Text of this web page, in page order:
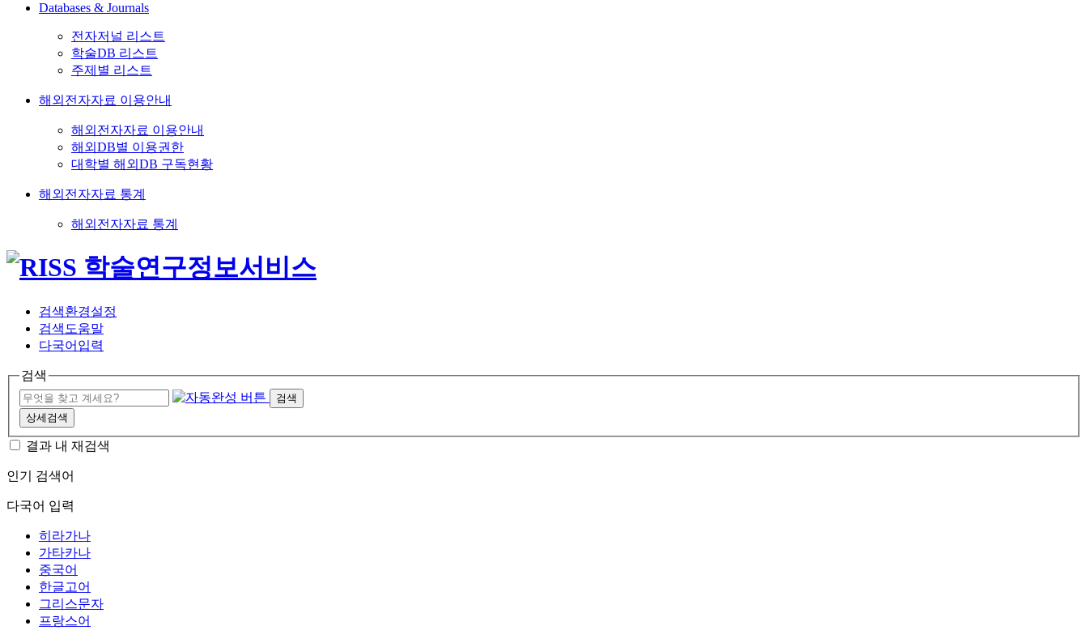
Databases & Journals
전자저널 리스트
학술DB 리스트
주제별 리스트
해외전자자료 이용안내
해외전자자료 이용안내
해외DB별 이용권한
대학별 해외DB 구독현황
해외전자자료 통계
해외전자자료 통계
검색환경설정
검색도움말
다국어입력
검색
검색
상세검색
결과 내 재검색
인기 검색어
다국어 입력
히라가나
가타카나
중국어
한글고어
그리스문자
프랑스어